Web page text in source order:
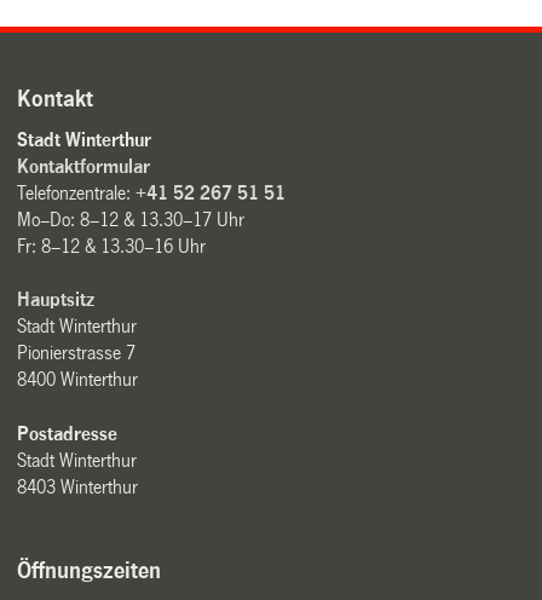
Kontakt
Stadt Winterthur
Kontaktformular
Telefonzentrale:+41 52 267 51 51
Mo–Do: 8–12 & 13.30–17 Uhr
Fr: 8–12 & 13.30–16 Uhr
Hauptsitz
Stadt Winterthur
Pionierstrasse 7
8400 Winterthur
Postadresse
Stadt Winterthur
8403 Winterthur
Öffnungszeiten